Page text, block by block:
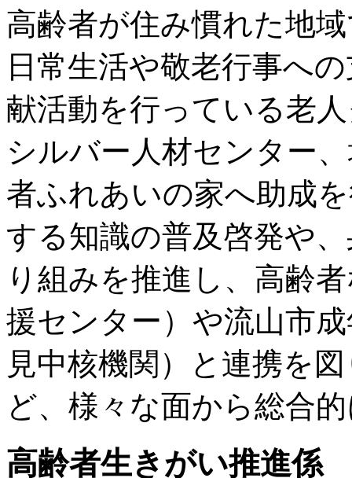
高齢者が住み慣れた地
日常生活や敬老行事へ
献活動を行っている老
シルバー人材センター
者ふれあいの家へ助成
する知識の普及啓発や
り組みを推進し、高齢
援センター）や流山市
見中核機関）と連携を
ど、様々な面から総合
高齢者生きがい推進係